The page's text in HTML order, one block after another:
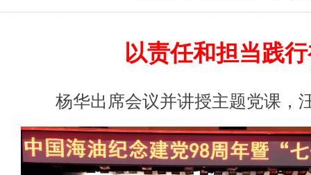
以责任和担当践
杨华出席会议并讲授主题党课，